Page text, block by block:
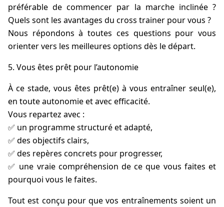
préférable de commencer par la marche inclinée ?
Quels sont les avantages du cross trainer pour vous ?
Nous répondons à toutes ces questions pour vous
orienter vers les meilleures options dès le départ.
Vous êtes prêt pour l’autonomie
À ce stade, vous êtes prêt(e) à vous entraîner seul(e),
en toute autonomie et avec efficacité.
Vous repartez avec :
✅ un programme structuré et adapté,
✅ des objectifs clairs,
✅ des repères concrets pour progresser,
✅ une vraie compréhension de ce que vous faites et
pourquoi vous le faites.
Tout est conçu pour que vos entraînements soient un